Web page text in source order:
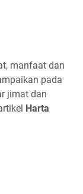
manfaat dan
pada
jimat dan
Harta